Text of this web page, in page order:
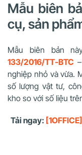
Mẫu biên
cụ, sản
Mẫu biên bản
133/2016/TT-BTC
nghiệp nhỏ và vừa.
số lượng vật tư,
kho so với số liệu
Tải ngay: